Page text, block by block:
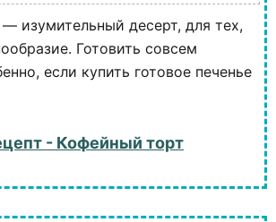
изумительный десерт, для тех,
Готовить совсем
если купить готовое печенье
- Кофейный торт